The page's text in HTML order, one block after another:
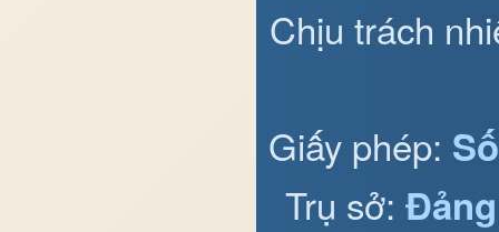
Chịu trách
Giấy phép:
Trụ sở: